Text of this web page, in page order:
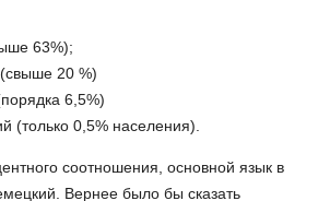
63%);
20 %)
6,5%)
(только 0,5% населения).
соотношения, основной язык в
Вернее было бы сказать